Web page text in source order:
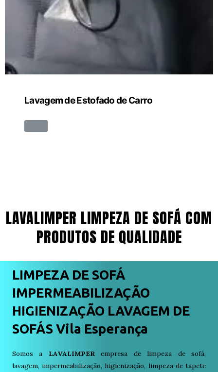
Lavagem de Estofado de Carro
LAVALIMPER LIMPEZA DE SOFÁ COM
PRODUTOS DE QUALIDADE
LIMPEZA DE SOFÁ
IMPERMEABILIZAÇÃO
HIGIENIZAÇÃO LAVAGEM DE
SOFÁS Vila Esperança
Somos a LAVALIMPERempresa de limpeza de sofá,
lavagem, impermeabilização, higienização, limpeza de tapete